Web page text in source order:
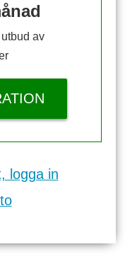
av
logga in